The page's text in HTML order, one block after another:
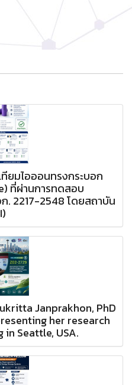
ยมไอออนทรงกระบอก
ที่ผ่านการทดสอบ
. 2217-2548 โดยสถาบัน
Janprakhon, PhD
her research
in Seattle, USA.